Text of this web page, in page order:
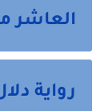
العاشر
رواية